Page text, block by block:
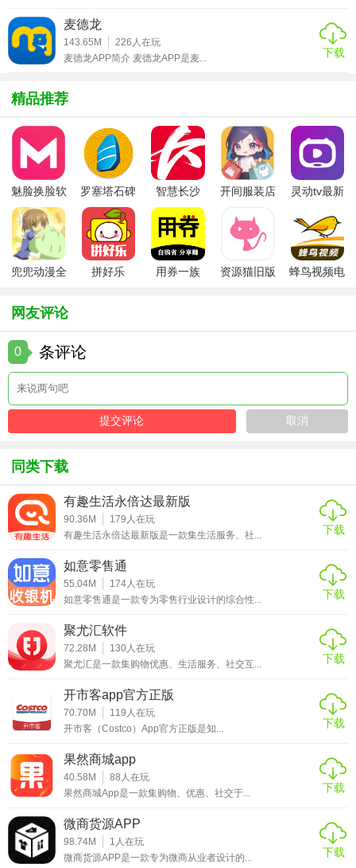
【快闪优品内容】
1. 潮流服饰：最新潮流服装、鞋包配饰，紧跟时尚趋势。
2. 美妆护肤：国内外知名品牌美妆产品，专业美妆工具与教
3. 家居生活：家居用品、智能家电、家居装饰，打造舒适生
活空间。
4. 数码科技：最新科技产品、电子产品、智能穿戴设备，满
足科技爱好者需求。
【快闪优品玩法】
1. 浏览推荐：首页浏览个性化推荐商品，发现新惊喜。
2. 搜索筛选：通过关键词搜索或筛选条件，精准定位所需商
3. 参与社区：在社区发表购物心得，参与话题讨论，结识志
同道合的朋友。
4. 领取优惠：查看并领取各类优惠券，享受更多购物折扣。
额外奖励。
【快闪优品推荐】
快闪优品凭借其丰富的商品种类、实惠的优惠活动以及活跃
择。无论是日常购物还是探索新鲜事物，快闪优品都能提供
便捷、愉悦的购物体验。
麦德龙
143.65M 226 人在玩
麦德龙APP简介 麦德龙APP是麦...
下载
精品推荐
魅脸换脸软
件
罗塞塔石碑
安卓版
智慧长沙
app
开间服装店
灵动tv最新
兜兜动漫全
拼好乐 用券一族 资源猫旧版
蜂鸟视频电
网友评论
0 条评论
同类下载
有趣生活永倍达最新版
90.36M 179 人在玩
有趣生活永倍达最新版是一款集生活服务、社...
下载
如意零售通
55.04M 174人在玩
如意零售通是一款专为零售行业设计的综合性...
下载
聚尤汇软件
72.28M 130人在玩
聚尤汇是一款集购物优惠、生活服务、社交互...
下载
开市客app官方正版
70.70M 119 人在玩
开市客（Costco）App官方正版是知...
下载
果然商城app
40.58M 88 人在玩
果然商城App是一款集购物、优惠、社交于...
下载
微商货源APP
98.74M 1 人在玩
微商货源APP是一款专为微商从业者设计的...
下载